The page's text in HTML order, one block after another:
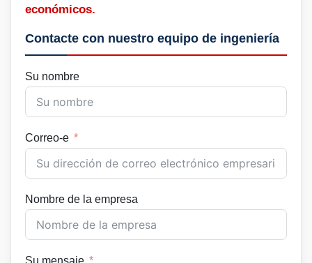
económicos.
Contacte con nuestro equipo de ingeniería
Su nombre
Correo-e
Nombre de la empresa
Su mensaje